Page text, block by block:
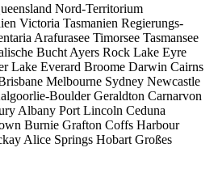
Nord-Territorium
Victoria Tasmanien Regierungs-
Arafurasee Timorsee Tasmansee
Bucht Ayers Rock Lake Eyre
Lake Everard Broome Darwin Cairns
Melbourne Sydney Newcastle
Boulder Geraldton Carnarvon
Albany Port Lincoln Ceduna
Burnie Grafton Coffs Harbour
Alice Springs Hobart Großes